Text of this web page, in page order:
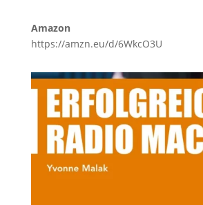
Amazon
https://amzn.eu/d/6WkcO3U